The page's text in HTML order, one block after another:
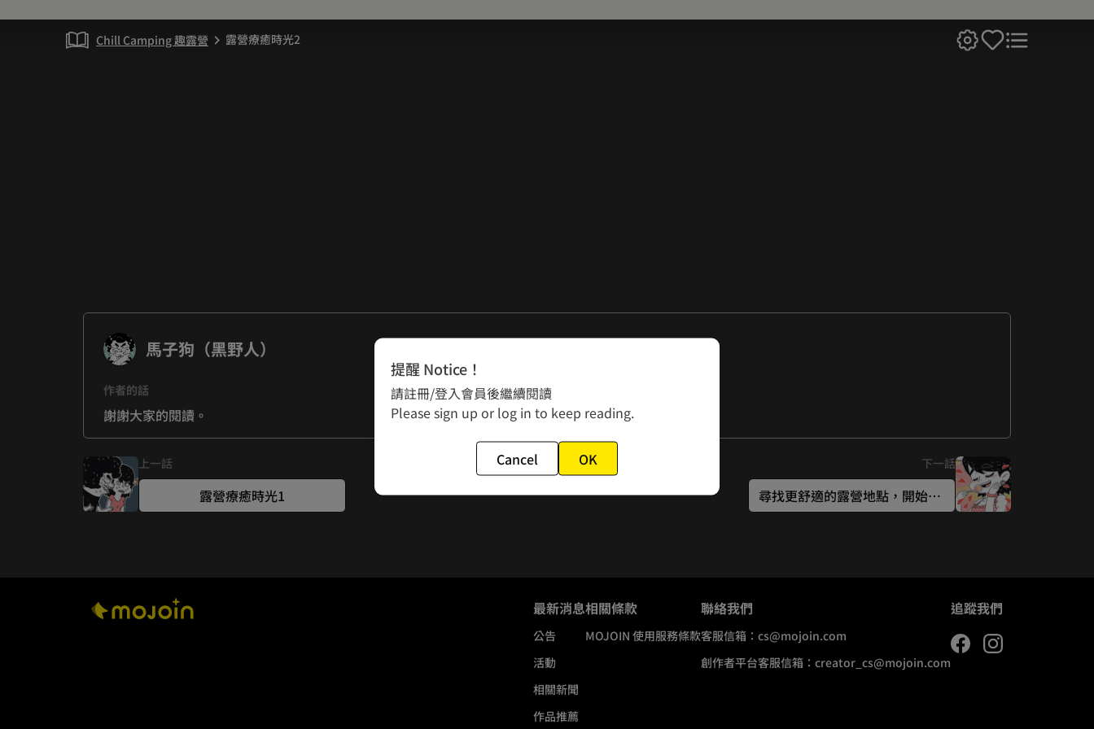
Chill Camping 趣露營 chevron_right 露營療癒時光2
馬子狗（黑野人）
作者的話
謝謝大家的閱讀。
上一話
露營療癒時光1
下一話
尋找更舒適的露營地點，開始進入露營瘋
最新消息
公告
活動
相關新聞
作品推薦
相關條款
MOJOIN 使用服務條款
聯絡我們
客服信箱： cs@mojoin.com
創作者平台客服信箱： creator_cs@mojoin.com
追蹤我們
提醒 Notice！
請註冊/登入會員後繼續閱讀
Please sign up or log in to keep reading.
Cancel OK